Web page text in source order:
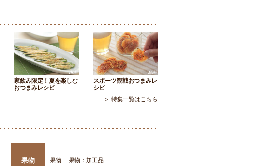
家飲み限定！夏を楽しむ
おつまみレシピ
スポーツ観戦おつまみレ
シピ
＞ 特集一覧はこちら
果物 果物 果物：加工品